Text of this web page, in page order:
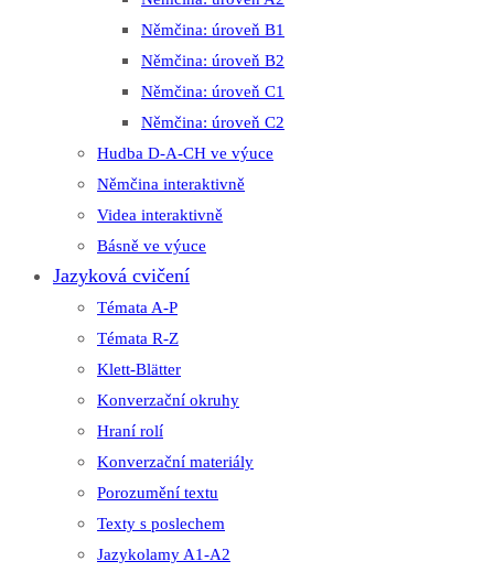
Němčina: úroveň B1
Němčina: úroveň B2
Němčina: úroveň C1
Němčina: úroveň C2
Hudba D-A-CH ve výuce
Němčina interaktivně
Videa interaktivně
Básně ve výuce
Jazyková cvičení
Témata A-P
Témata R-Z
Klett-Blätter
Konverzační okruhy
Hraní rolí
Konverzační materiály
Porozumění textu
Texty s poslechem
Jazykolamy A1-A2